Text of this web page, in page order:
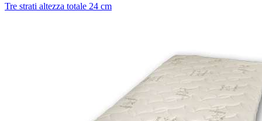
Tre strati altezza totale 24 cm